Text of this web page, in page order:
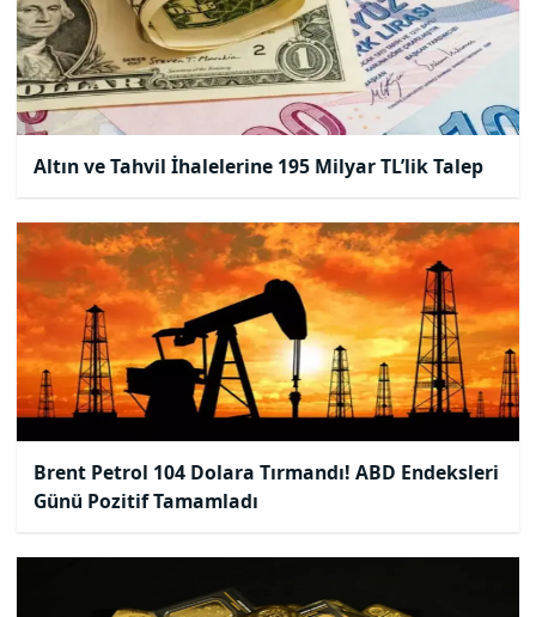
Altın ve Tahvil İhalelerine 195 Milyar TL’lik Talep
Brent Petrol 104 Dolara Tırmandı! ABD Endeksleri
Günü Pozitif Tamamladı